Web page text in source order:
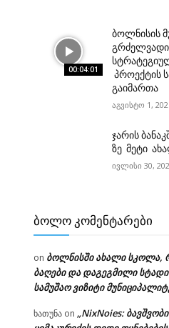
00:04:01
ბოლნისის
პროექტის
გაიმართა
აგვისტო 1,
ჯარის
ზე მეტი
ივლისი 30,
ᲑᲝᲚᲝ ᲙᲝᲛᲔᲜᲢᲐᲠᲔᲑᲘ
on ბოლნისში ახალი სკოლა,
ბაღები და დაგეგმილი
სამუშაო ვიზიტი
ხათუნა on „NixNoies: